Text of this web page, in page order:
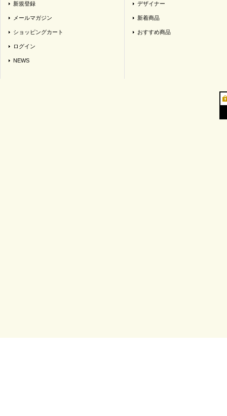
新規登録
メールマガジン
ショッピングカート
ログイン
NEWS
デザイナー
新着商品
おすすめ商品